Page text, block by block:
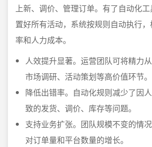
上新、调价、管理订单。有了自动化
置好所有活动，系统按规则自动执行
率和人力成本。
人效提升显著。运营团队可将精力
市场调研、活动策划等高价值环节。
降低出错率。自动化规则减少了因
致的发货、调价、库存等问题。
支持业务扩张。团队规模不变的情
对订单量和平台数量的增长。